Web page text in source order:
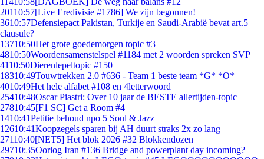
20110:57[Live Eredivisie #1786] We zijn begonnen!
3610:57Defensiepact Pakistan, Turkije en Saudi-Arabië bevat art.5
clausule?
13710:50Het grote goedemorgen topic #3
4810:50Woordensamenstelspel #1184 met 2 woorden spreken SVP
4110:50Dierenlepeltopic #150
18310:49Touwtrekken 2.0 #636 - Team 1 beste team *G* *O*
4010:49Het hele alfabet #108 en 4letterwoord
25410:48Oscar Piastri: Over 10 jaar de BESTE allertijden-topic
27810:45[F1 SC] Get a Room #4
1410:41Petitie behoud npo 5 Soul & Jazz
12610:41Koopzegels sparen bij AH duurt straks 2x zo lang
27110:40[NET5] Het blok 2026 #32 Blokkendozen
29710:35Oorlog Iran #136 Bridge and powerplant day incoming?